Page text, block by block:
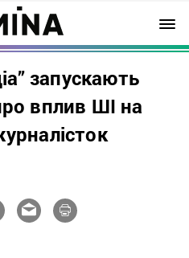
запускають
вплив ШІ на